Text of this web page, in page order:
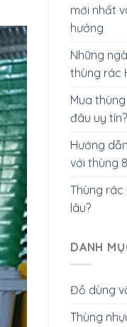
mới nhất
hưởng
Những
thùng rác
Mua
đâu uy tín?
Hướng
với thùng
Thùng
lâu?
DANH
Đồ dùng
Thùng